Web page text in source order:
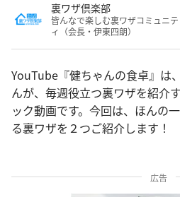
裏ワザ倶楽部
皆んなで楽しむ裏ワザコミュニテ
ィ（会長・伊東四朗）
YouTube『健ちゃんの食卓』は
んが、毎週役立つ裏ワザを紹介
ック動画です。今回は、ほんの
る裏ワザを２つご紹介します！
広告